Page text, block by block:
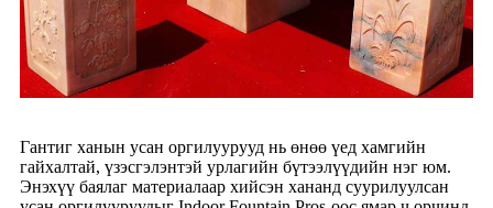
Гантиг ханын усан оргилуурууд нь өнөө үед хамгийн
гайхалтай, үзэсгэлэнтэй урлагийн бүтээлүүдийн нэг юм.
Энэхүү баялаг материалаар хийсэн хананд суурилуулсан